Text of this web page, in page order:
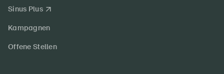
Sinus Plus
Kampagnen
Offene Stellen